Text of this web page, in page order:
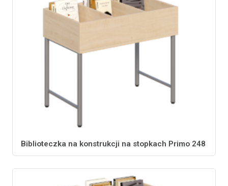
Biblioteczka na konstrukcji na stopkach Primo 248